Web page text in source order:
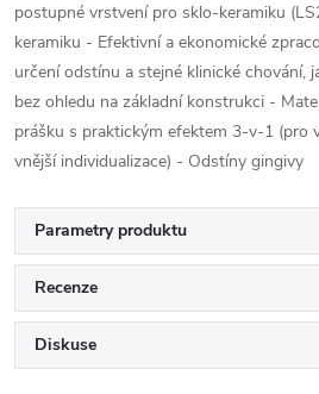
postupné vrstvení pro sklo-keramiku
keramiku - Efektivní a ekonomické
určení odstínu a stejné klinické chování,
bez ohledu na základní konstrukci -
prášku s praktickým efektem 3-v-1 (pro
vnější individualizace) - Odstíny gingivy
Parametry produktu
Recenze
Diskuse